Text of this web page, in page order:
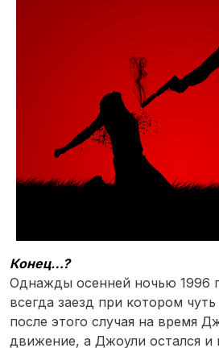
Конец…?
Однажды осенней ночью 1996
всегда заезд при котором
после этого случая на время
движение, а Джоули остался и